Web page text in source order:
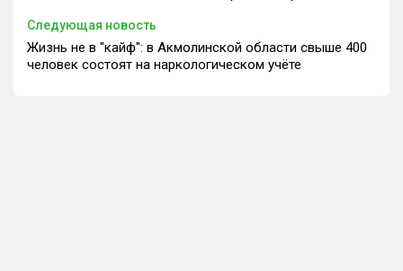
Следующая новость
Жизнь не в "кайф": в Акмолинской области свыше 400
человек состоят на наркологическом учёте